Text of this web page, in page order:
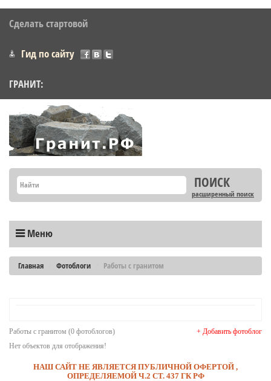
Сделать стартовой
Гид по сайту
ГРАНИТ:
расширенный поиск
Меню
Главная Фотоблоги Работы с гранитом
Работы с гранитом (0 фотоблогов)
+ Добавить фотоблог
Нет объектов для отображения!
НАШ САЙТ НЕ ЯВЛЯЕТСЯ ПУБЛИЧНОЙ ОФЕРТОЙ ,
ОПРЕДЕЛЯЕМОЙ Ч.2 СТ. 437 ГК РФ